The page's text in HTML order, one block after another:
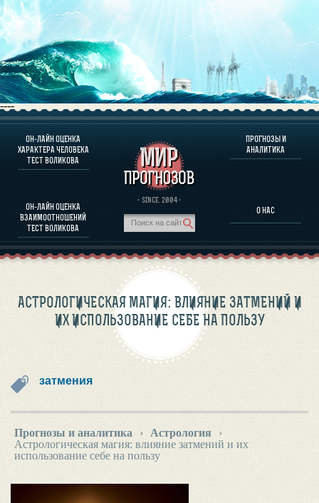
----
ОН-ЛАЙН ОЦЕНКА
ХАРАКТЕРА ЧЕЛОВЕКА
ТЕСТ ВОЛИКОВА
ОН-ЛАЙН ОЦЕНКА
ВЗАИМООТНОШЕНИЙ
ТЕСТ ВОЛИКОВА
· SINCE. 2004 ·
ПРОГНОЗЫ И
АНАЛИТИКА
О НАС
О ПРОГРАММЕ
ОЦЕНКА ХАРАКТЕРA ЧЕЛОВЕКА
ОЦЕНКА ХАРАКТЕРА ВЫДАЮЩИХСЯ ЛИЧНОСТЕЙ
О ПРОГРАММЕ
ПРОГНОЗЫ И АНАЛИТИКА
АСТРОЛОГИЧЕСКАЯ МАГИЯ: ВЛИЯНИЕ ЗАТМЕНИЙ И
ИХ ИСПОЛЬЗОВАНИЕ СЕБЕ НА ПОЛЬЗУ
затмения
Прогнозы и аналитика › Астрология
›
Астрологическая магия: влияние затмений и их
использование себе на пользу